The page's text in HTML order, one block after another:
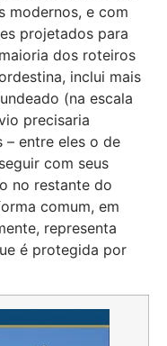
modernos, e com
projetados para
dos roteiros
inclui mais
(na escala
precisaria
– entre eles o de
com seus
no restante do
comum, em
representa
é protegida por